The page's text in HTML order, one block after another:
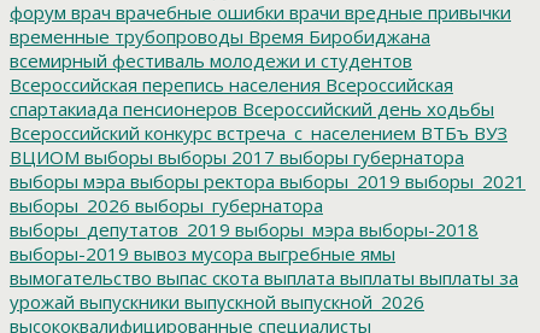
форум врач врачебные ошибки врачи вредные привычки
временные трубопроводы Время Биробиджана
всемирный фестиваль молодежи и студентов
Всероссийская перепись населения Всероссийская
спартакиада пенсионеров Всероссийский день ходьбы
Всероссийский конкурс встреча_с_населением ВТБъ ВУЗ
ВЦИОМ выборы выборы 2017 выборы губернатора
выборы мэра выборы ректора выборы_2019 выборы_2021
выборы_2026 выборы_губернатора
выборы_депутатов_2019 выборы_мэра выборы-2018
выборы-2019 вывоз мусора выгребные ямы
вымогательство выпас скота выплата выплаты выплаты за
урожай выпускники выпускной выпускной_2026
высококвалифицированные специалисты